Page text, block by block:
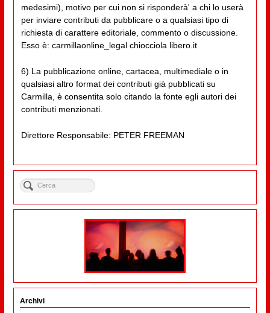
medesimi), motivo per cui non si risponderà' a chi lo userà
per inviare contributi da pubblicare o a qualsiasi tipo di
richiesta di carattere editoriale, commento o discussione.
Esso è: carmillaonline_legal chiocciola libero.it
6) La pubblicazione online, cartacea, multimediale o in
qualsiasi altro format dei contributi già pubblicati su
Carmilla, è consentita solo citando la fonte egli autori dei
contributi menzionati.
Direttore Responsabile: PETER FREEMAN
Archivi